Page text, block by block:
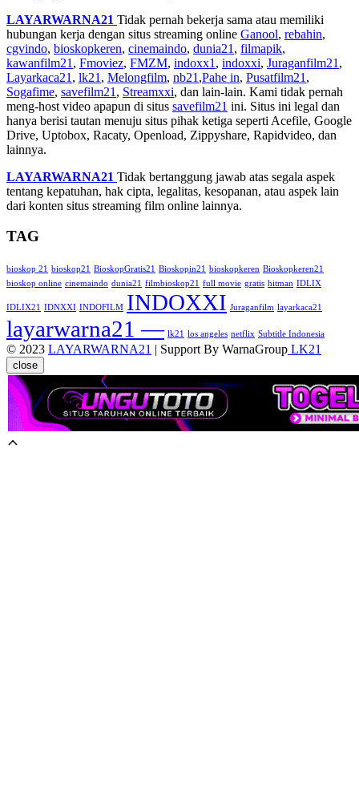
LAYARWARNA21 Tidak pernah bekerja sama atau memiliki
hubungan kerja dengan situs streaming online Ganool, rebahin,
cgvindo, bioskopkeren, cinemaindo, dunia21 , filmapik,
kawanfilm21 , Fmoviez, FMZM, indoxx1 , indoxxi, Juraganfilm21 ,
Layarkaca21 , lk21 , Melongfilm, nb21 ,Pahe in, Pusatfilm21 ,
Sogafime, savefilm21 , Streamxxi, dan lain-lain. Kami tidak pernah
meng-host video apapun di situs savefilm21 ini. Situs ini legal dan
hanya berisi tautan menuju situs pihak ketiga seperti Acefile, Google
Drive, Uptobox, Racaty, Openload, Zippyshare, Rapidvideo, dan
lainnya.
LAYARWARNA21 Tidak bertanggung jawab atas segala aspek
tentang kepatuhan, hak cipta, legalitas, kesopanan, atau aspek lain
dari konten situs streaming film online lainnya.
TAG
bioskop 21 bioskop21 BioskopGratis21 Bioskopin21 bioskopkeren Bioskopkeren21
bioskop online cinemaindo dunia21 filmbioskop21 full movie gratis hitman IDLIX
IDLIX21 IDNXXI INDOFILM INDOXXI Juraganfilm layarkaca21
layarwarna21 — lk21 los angeles netflix Subtitle Indonesia
© 2023 LAYARWARNA21 | Support By WarnaGroup LK21
close